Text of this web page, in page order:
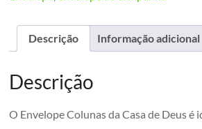
Descrição Informação adicional
Descrição
O Envelope Colunas da Casa de Deus é